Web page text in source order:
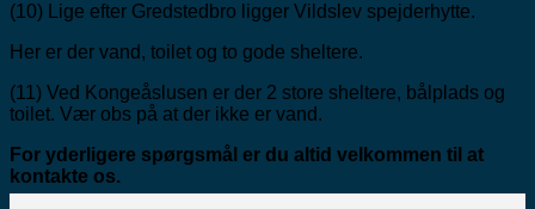
(10) Lige efter Gredstedbro ligger Vildslev spejderhytte.
Her er der vand, toilet og to gode sheltere.
(11) Ved Kongeåslusen er der 2 store sheltere, bålplads og
toilet. Vær obs på at der ikke er vand.
For yderligere spørgsmål er du altid velkommen til at
kontakte os.